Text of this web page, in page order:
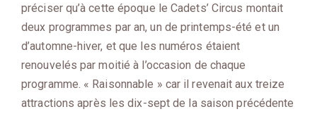
préciser qu’à cette époque le Cadets’ Circus montait
deux programmes par an, un de printemps-été et un
d’automne-hiver, et que les numéros étaient
renouvelés par moitié à l’occasion de chaque
programme. « Raisonnable » car il revenait aux treize
attractions après les dix-sept de la saison précédente